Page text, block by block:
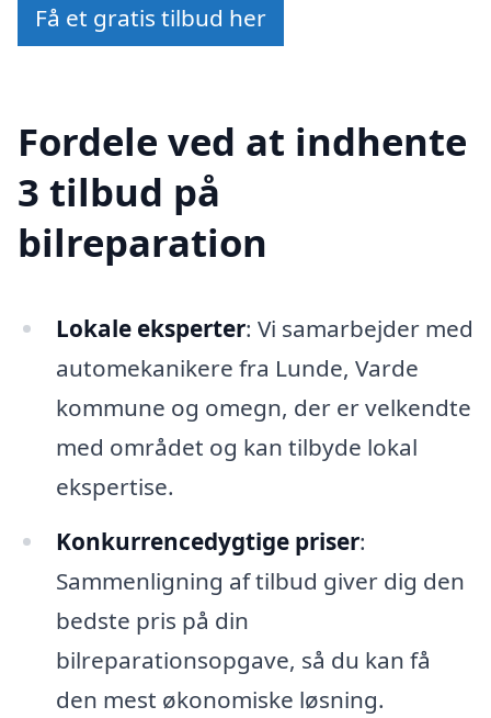
Få et gratis tilbud her
Fordele ved at indhente
3 tilbud på
bilreparation
Lokale eksperter: Vi samarbejder med
automekanikere fra Lunde, Varde
kommune og omegn, der er velkendte
med området og kan tilbyde lokal
ekspertise.
Konkurrencedygtige priser:
Sammenligning af tilbud giver dig den
bedste pris på din
bilreparationsopgave, så du kan få
den mest økonomiske løsning.